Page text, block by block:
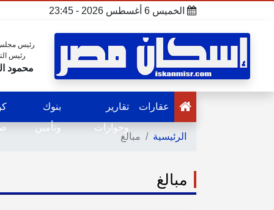
الخميس 6 أغسطس 2026 - 23:45
رئيس مجلس
رئيس
محمود
عقارات
تقارير
وحوارات
بنوك
وتأمين
الرئيسية مبالغ
مبالغ